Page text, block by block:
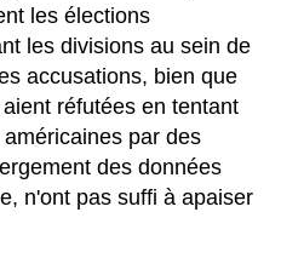
les élections
les divisions au sein de
accusations, bien que
réfutées en tentant
par des
des données
n'ont pas suffi à apaiser